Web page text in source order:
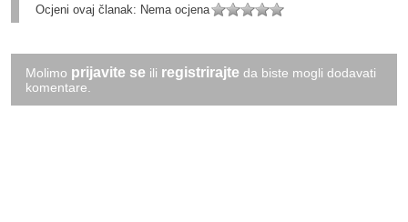
Ocjeni ovaj članak: Nema ocjena
Molimo prijavite se ili registrirajte da biste mogli dodavati
komentare.